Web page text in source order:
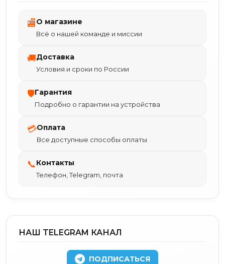
🏬О магазине
Всё о нашей команде и миссии
🚚Доставка
Условия и сроки по России
🛡Гарантия
Подробно о гарантии на устройства
💳Оплата
Все доступные способы оплаты
📞Контакты
Телефон, Telegram, почта
НАШ TELEGRAM КАНАЛ
ПОДПИСАТЬСЯ